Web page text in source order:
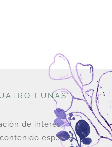
LUNAS
de interés
especial